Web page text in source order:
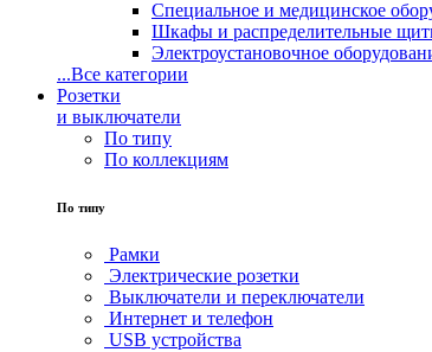
Специальное и медицинское
Шкафы и распределительные
Электроустановочное
...Все категории
Розетки
и выключатели
По типу
По коллекциям
По типу
Рамки
Электрические розетки
Выключатели и переключатели
Интернет и телефон
USB устройства